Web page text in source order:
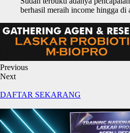
berhasil meraih income hingga di
Previous
Next
DAFTAR SEKARANG